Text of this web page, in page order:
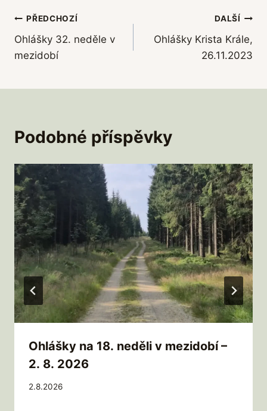
Navigace
pro
PŘEDCHOZÍ
Ohlášky 32. neděle v
mezidobí
DALŠÍ
Ohlášky Krista Krále,
26.11.2023
Podobné příspěvky
Ohlášky na 18. neděli v mezidobí –
2. 8. 2026
2.8.2026